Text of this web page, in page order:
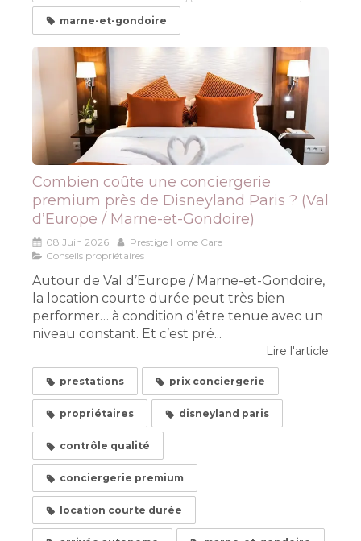
marne-et-gondoire
Combien coûte une conciergerie
premium près de Disneyland Paris ? (Val
d’Europe / Marne-et-Gondoire)
08 Juin 2026
Prestige Home Care
Conseils propriétaires
Autour de Val d’Europe / Marne-et-Gondoire,
la location courte durée peut très bien
performer… à condition d’être tenue avec un
niveau constant. Et c’est pré...
Lire l'article
prestations prix conciergerie
propriétaires disneyland paris
contrôle qualité
conciergerie premium
location courte durée